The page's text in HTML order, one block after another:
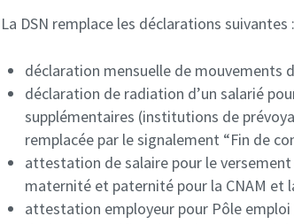
La DSN remplace les déclarations suivantes :
déclaration mensuelle de mouvements
déclaration de radiation d’un salarié
supplémentaires (institutions de
remplacée par le signalement “Fin de
attestation de salaire pour le
maternité et paternité pour la CNAM et
attestation employeur pour Pôle emploi